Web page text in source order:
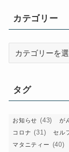
ブ
カテゴリー
ー
タグ
お知らせ (43) が
コロナ (31) セル
マタニティー (40)